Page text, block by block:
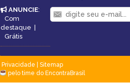
ANUNCIE:
Com
destaque |
Grátis
Privacidade
Sitemap
pelo time do EncontraBrasil